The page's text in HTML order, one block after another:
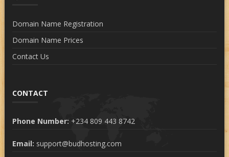
Domain Name Registration
Domain Name Prices
Contact Us
CONTACT
Phone Number: +234 809 443 8742
Email: support@budhosting.com